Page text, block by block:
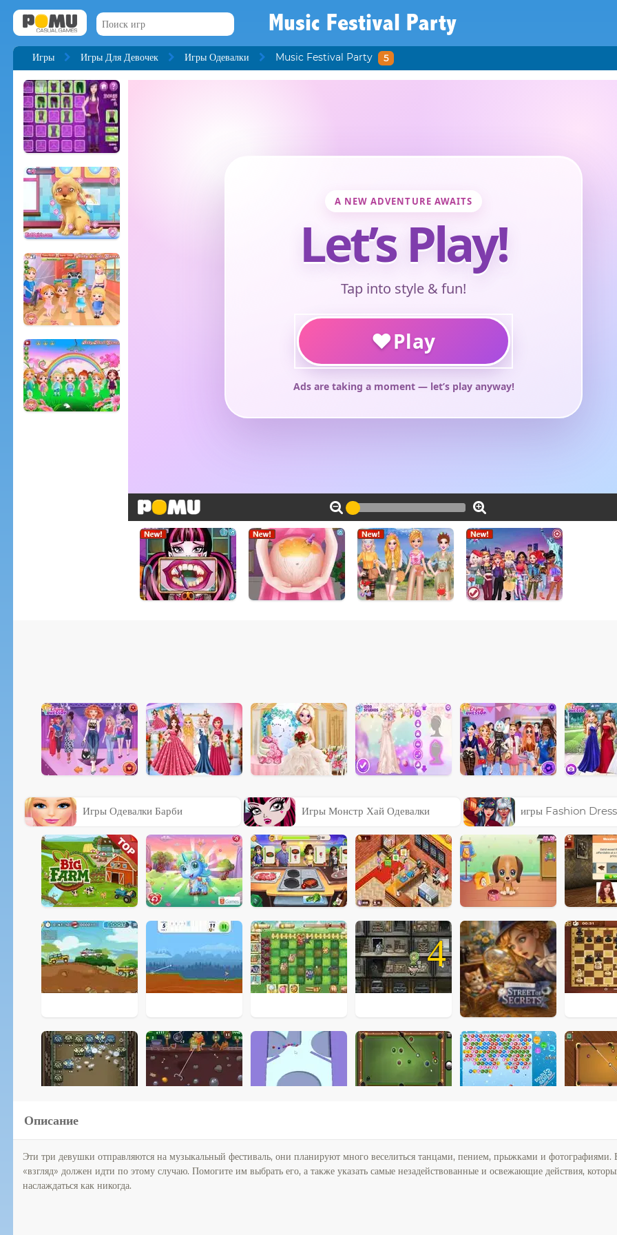
Music Festival Party
Игры Игры Для Девочек Игры Одевалки Music Festival Party 5
Игры Одевалки Барби Игры Монстр Хай Одевалки игры Fashion
4
Описание
Эти три девушки отправляются на музыкальный фестиваль, они планируют много веселиться танцами, пением, прыжками и фотографиями.
«взгляд» должен идти по этому случаю. Помогите им выбрать его, а также указать самые незадействованные и освежающие действия,
наслаждаться как никогда.